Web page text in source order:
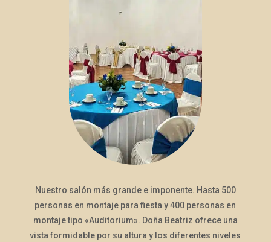
Nuestro salón más grande e imponente. Hasta 500
personas en montaje para fiesta y 400 personas en
montaje tipo «Auditorium». Doña Beatriz ofrece una
vista formidable por su altura y los diferentes niveles